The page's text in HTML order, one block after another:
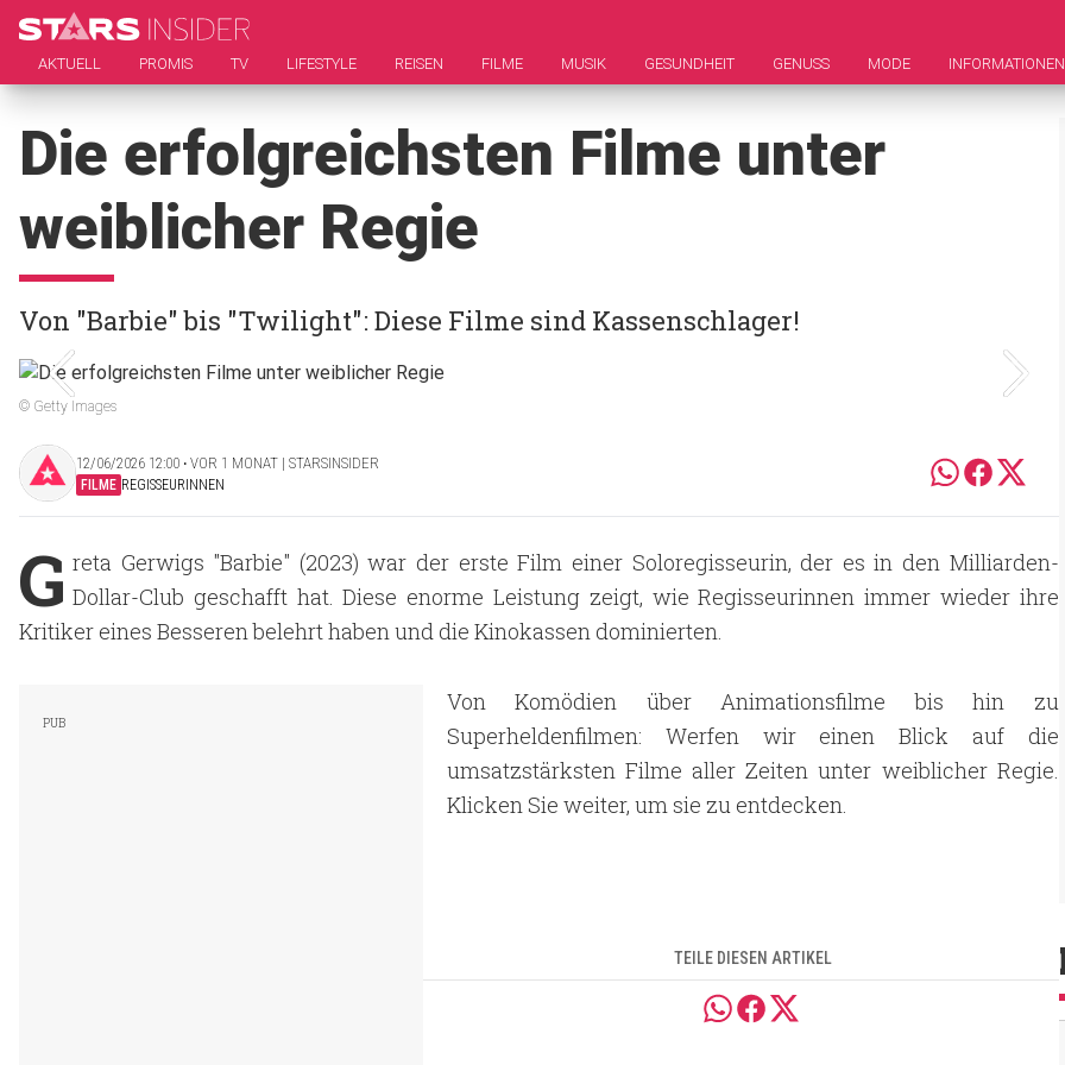
AKTUELL PROMIS TV LIFESTYLE REISEN FILME MUSIK GESUNDHEIT GENUSS MODE INFORMATIONEN
Die erfolgreichsten Filme unter
weiblicher Regie
Von "Barbie" bis "Twilight": Diese Filme sind Kassenschlager!
© Getty Images
12/06/2026 12:00 ‧ VOR 1 MONAT | STARSINSIDER
FILME REGISSEURINNEN
G reta Gerwigs "Barbie" (2023) war der erste Film einer Soloregisseurin, der es in den Milliarden-
Dollar-Club geschafft hat. Diese enorme Leistung zeigt, wie Regisseurinnen immer wieder ihre
Kritiker eines Besseren belehrt haben und die Kinokassen dominierten.
Von Komödien über Animationsfilme bis hin zu
Superheldenfilmen: Werfen wir einen Blick auf die
umsatzstärksten Filme aller Zeiten unter weiblicher Regie.
Klicken Sie weiter, um sie zu entdecken.
TEILE DIESEN ARTIKEL